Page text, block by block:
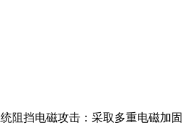
阻挡电磁攻击：采取多重电磁加固